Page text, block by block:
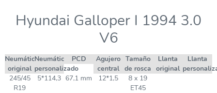
Hyundai Galloper I 1994 3.0
V6
Neumático
original
Neumático
personalizado
PCD
Agujero
central
Tamaño
de rosca
Llanta
original
Llanta
245/45
R19
5*114,3 67,1 mm 12*1,5
8 x 19
ET45